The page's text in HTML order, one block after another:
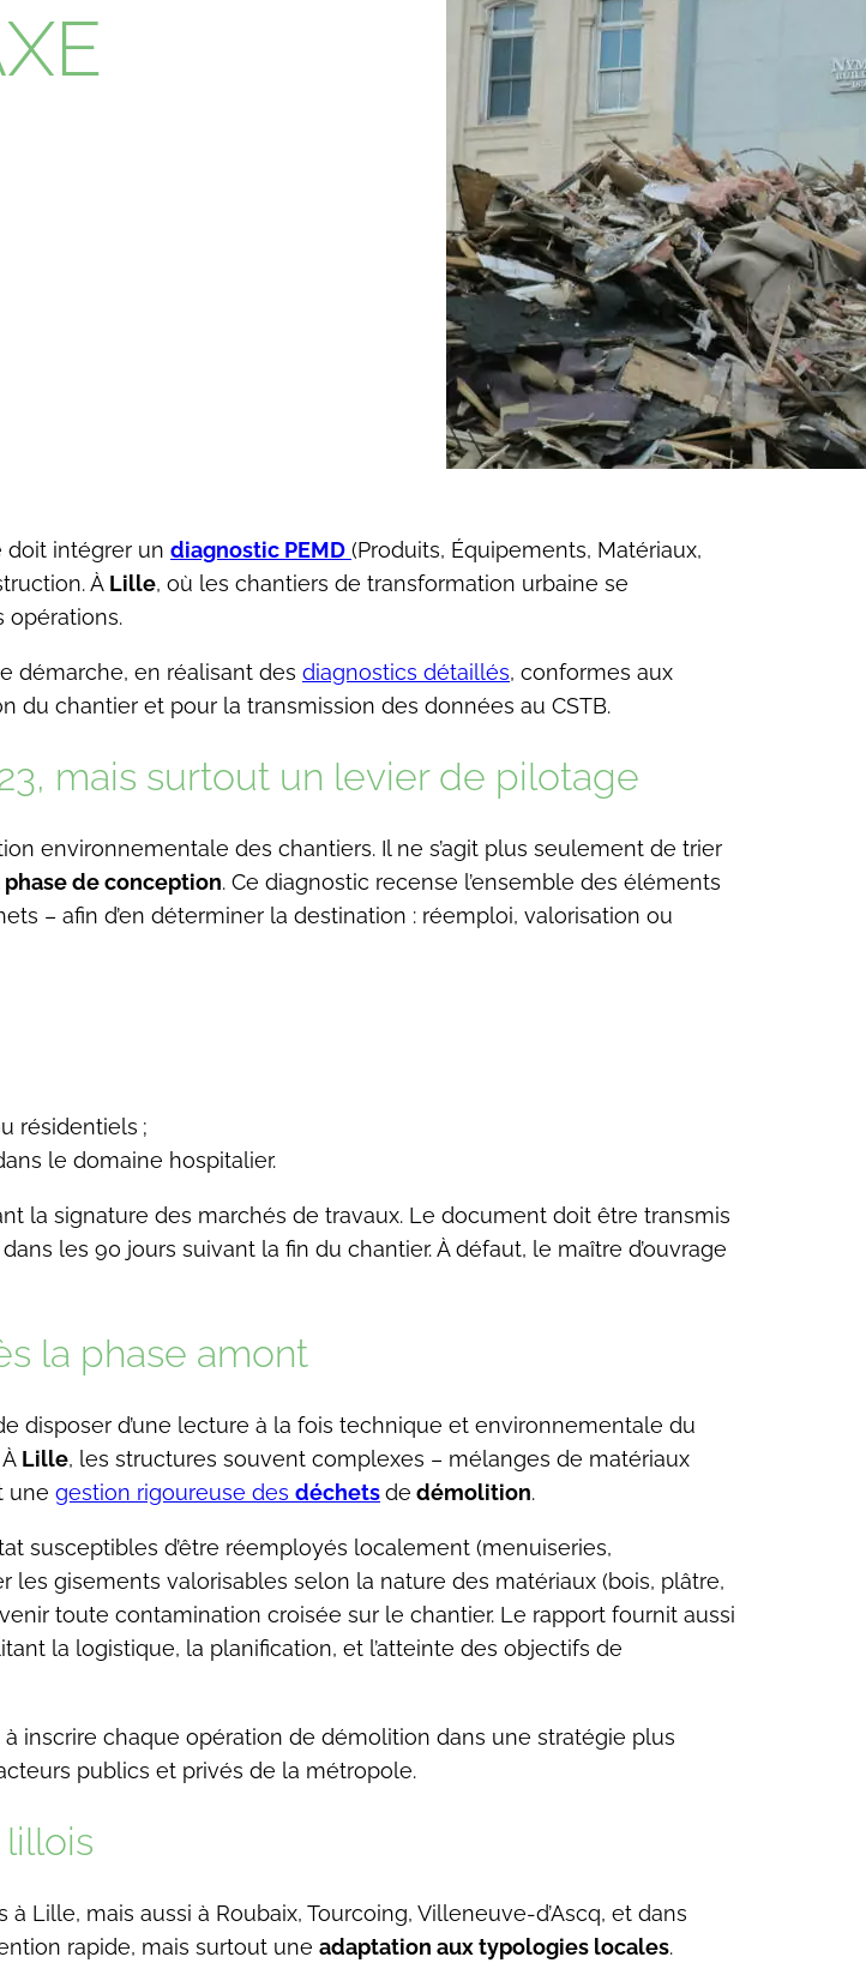
doit intégrer un diagnostic PEMD (Produits, Équipements, Matériaux,
À Lille, où les chantiers de transformation urbaine se
opérations.
démarche, en réalisant des diagnostics détaillés, conformes aux
chantier et pour la transmission des données au CSTB.
mais surtout un levier de pilotage
environnementale des chantiers. Il ne s’agit plus seulement de trier
de conception. Ce diagnostic recense l’ensemble des éléments
– afin d’en déterminer la destination : réemploi, valorisation ou
résidentiels ;
le domaine hospitalier.
la signature des marchés de travaux. Le document doit être transmis
les 90 jours suivant la fin du chantier. À défaut, le maître d’ouvrage
la phase amont
disposer d’une lecture à la fois technique et environnementale du
Lille, les structures souvent complexes – mélanges de matériaux
une gestion rigoureuse des déchetsde démolition.
susceptibles d’être réemployés localement (menuiseries,
gisements valorisables selon la nature des matériaux (bois, plâtre,
toute contamination croisée sur le chantier. Le rapport fournit aussi
la logistique, la planification, et l’atteinte des objectifs de
inscrire chaque opération de démolition dans une stratégie plus
publics et privés de la métropole.
Lille, mais aussi à Roubaix, Tourcoing, Villeneuve-d’Ascq, et dans
rapide, mais surtout une adaptation aux typologies locales.